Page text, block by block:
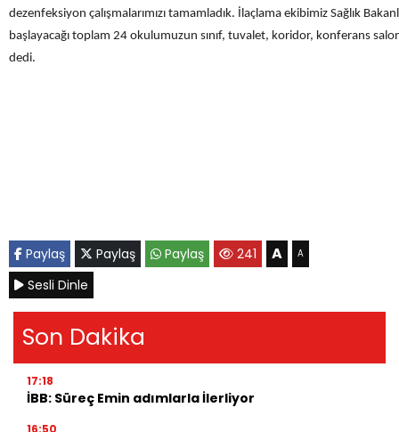
dezenfeksiyon çalışmalarımızı tamamladık. İlaçlama ekibimiz Sağlık
başlayacağı toplam 24 okulumuzun sınıf, tuvalet, koridor, konferans
dedi.
Paylaş Paylaş Paylaş 241 A A
Sesli Dinle
Son Dakika
17:18
İBB: Süreç Emin adımlarla İlerliyor
16:50